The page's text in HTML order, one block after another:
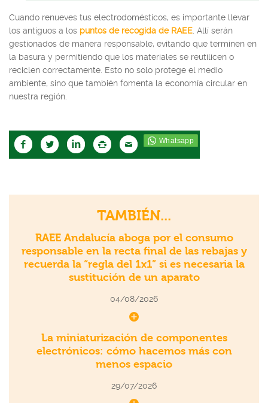
Cuando renueves tus electrodomésticos, es importante llevar
los antiguos a los puntos de recogida de RAEE. Allí serán
gestionados de manera responsable, evitando que terminen en
la basura y permitiendo que los materiales se reutilicen o
reciclen correctamente. Esto no solo protege el medio
ambiente, sino que también fomenta la economía circular en
nuestra región.
TAMBIÉN...
RAEE Andalucía aboga por el consumo
responsable en la recta final de las rebajas y
recuerda la “regla del 1x1” si es necesaria la
sustitución de un aparato
04/08/2026
La miniaturización de componentes
electrónicos: cómo hacemos más con
menos espacio
29/07/2026